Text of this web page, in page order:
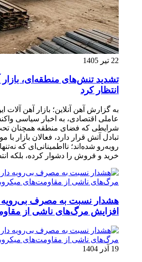
22 تیر 1405
تشدید تنش‌های منطقه‌ای، بازار
انتظار کرد
به گزارش آهن آنلاین؛ بازار آهن آلات
عاملی اقتصادی، به اخبار سیاسی
شرایطی که فضای منطقه همچنان
تبادل آتش قرار دارد، فعالان بازار با
روبه‌رو شده‌اند؛ نااطمینانی‌ای که
خرید و فروش را دشوار کرده، بلکه
هشدار نسبت به مصرف بی‌رویه
افزایش مرگ‌های ناشی از
19 آذر 1404